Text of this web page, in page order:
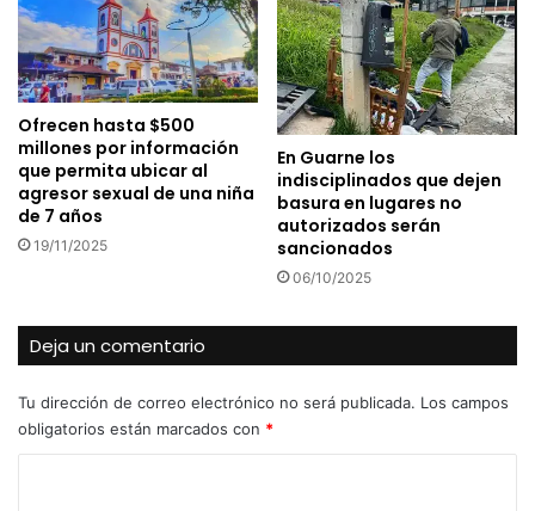
Ofrecen hasta $500
millones por información
que permita ubicar al
agresor sexual de una niña
de 7 años
19/11/2025
En Guarne los
indisciplinados que dejen
basura en lugares no
autorizados serán
sancionados
06/10/2025
Deja un comentario
Tu dirección de correo electrónico no será publicada. Los campos
obligatorios están marcados con *